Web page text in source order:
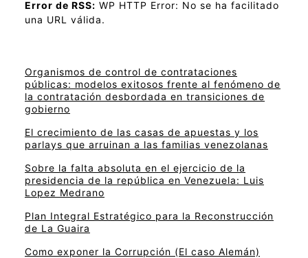
Error de RSS: WP HTTP Error: No se ha facilitado
una URL válida.
Organismos de control de contrataciones
públicas: modelos exitosos frente al fenómeno de
la contratación desbordada en transiciones de
gobierno
El crecimiento de las casas de apuestas y los
parlays que arruinan a las familias venezolanas
Sobre la falta absoluta en el ejercicio de la
presidencia de la república en Venezuela: Luis
Lopez Medrano
Plan Integral Estratégico para la Reconstrucción
de La Guaira
Como exponer la Corrupción (El caso Alemán)